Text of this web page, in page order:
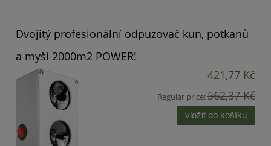
Dvojitý profesionální odpuzovač kun, potkanů ​​
a myší 2000m2 POWER!
421,77 Kč
Regular price:562,37 Kč
vložit do košíku